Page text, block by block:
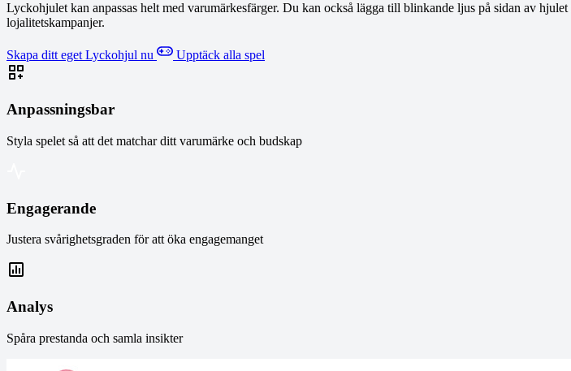
Lyckohjulet kan anpassas helt med varumärkesfärger. Du kan också lägga till blinkande ljus på sidan av
lojalitetskampanjer.
Skapa ditt eget Lyckohjul nu Upptäck alla spel
Anpassningsbar
Styla spelet så att det matchar ditt varumärke och budskap
Engagerande
Justera svårighetsgraden för att öka engagemanget
Analys
Spåra prestanda och samla insikter